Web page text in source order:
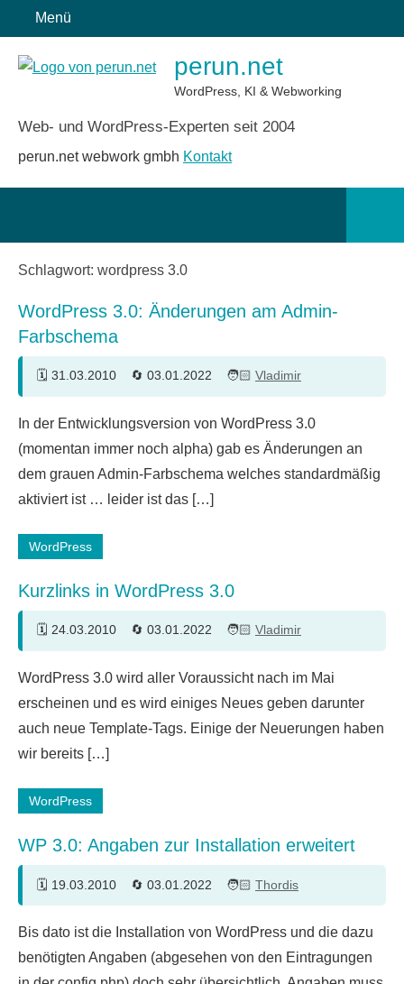
Inhalt
springen
Menü
perun.net
WordPress, KI & Webworking
Web- und WordPress-Experten seit 2004
perun.net webwork gmbh Kontakt
Schlagwort: wordpress 3.0
WordPress 3.0: Änderungen am Admin-
Farbschema
31.03.2010 03.01.2022 Vladimir
Kommentare
In der Entwicklungsversion von WordPress 3.0
(momentan immer noch alpha) gab es Änderungen an
dem grauen Admin-Farbschema welches standardmäßig
aktiviert ist … leider ist das […]
WordPress
Kurzlinks in WordPress 3.0
24.03.2010 03.01.2022 Vladimir
Kommentare
WordPress 3.0 wird aller Voraussicht nach im Mai
erscheinen und es wird einiges Neues geben darunter
auch neue Template-Tags. Einige der Neuerungen haben
wir bereits […]
WordPress
WP 3.0: Angaben zur Installation erweitert
19.03.2010 03.01.2022 Thordis
Kommentare
Bis dato ist die Installation von WordPress und die dazu
benötigten Angaben (abgesehen von den Eintragungen